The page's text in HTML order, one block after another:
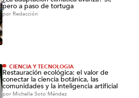
pero a paso de tortuga
por Redacción
CIENCIA Y TECNOLOGÍA
Restauración ecológica: el valor de
conectar la ciencia botánica, las
comunidades y la inteligencia artificial
por Michelle Soto Méndez